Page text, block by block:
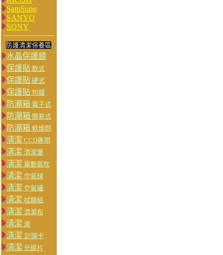
SamSung
SANYO
SONY
防護清潔保養區
水晶保護鏡
保護貼 軟式
保護貼 硬式
保護貼 包膜
防潮箱 電子式
防潮箱 簡易式
防潮箱 乾燥劑
清潔 CCD專用
清潔 清潔筆
清潔 電動氣吹
清潔 空氣球
清潔 空氣罐
清潔 拭鏡紙
清潔 清潔布
清潔 液
清潔 記憶卡
清潔 光碟片